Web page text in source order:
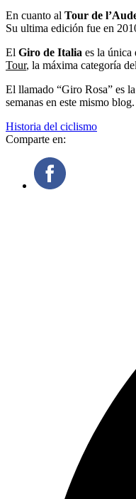
En cuanto al Tour de
Su ultima edición fue en
El Giro de Italia es la única
Tour, la máxima categoría
El llamado “Giro Rosa” es
semanas en este mismo blog.
Historia del ciclismo
Comparte en: